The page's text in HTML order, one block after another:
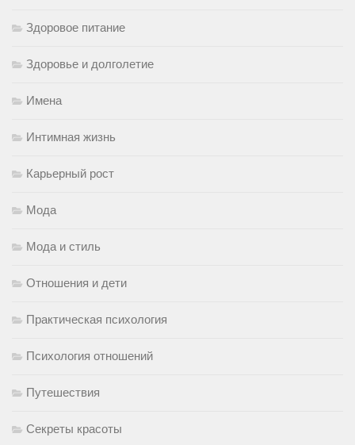
Здоровое питание
Здоровье и долголетие
Имена
Интимная жизнь
Карьерный рост
Мода
Мода и стиль
Отношения и дети
Практическая психология
Психология отношений
Путешествия
Секреты красоты